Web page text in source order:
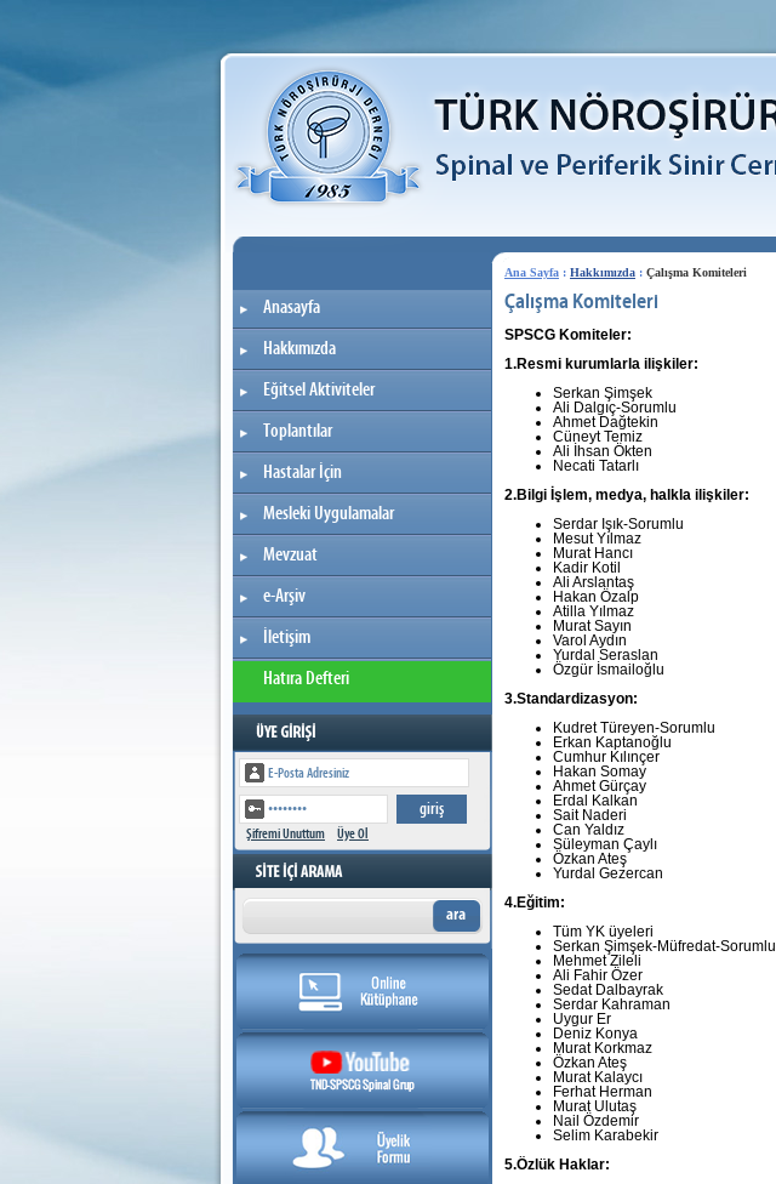
Anasayfa
Hakkımızda
Eğitsel Aktiviteler
Toplantılar
Hastalar İçin
Mesleki Uygulamalar
Mevzuat
e-Arşiv
İletişim
Hatıra Defteri
Şifremi Unuttum Üye Ol
Ana Sayfa : Hakkımızda : Çalışma Komiteleri
Çalışma Komiteleri
SPSCG Komiteler:
1.Resmi kurumlarla ilişkiler:
Serkan Şimşek
Ali Dalgıç-Sorumlu
Ahmet Dağtekin
Cüneyt Temiz
Ali İhsan Ökten
Necati Tatarlı
2.Bilgi İşlem, medya, halkla ilişkiler:
Serdar Işık-Sorumlu
Mesut Yılmaz
Murat Hancı
Kadir Kotil
Ali Arslantaş
Hakan Özalp
Atilla Yılmaz
Murat Sayın
Varol Aydın
Yurdal Seraslan
Özgür İsmailoğlu
3.Standardizasyon:
Kudret Türeyen-Sorumlu
Erkan Kaptanoğlu
Cumhur Kılınçer
Hakan Somay
Ahmet Gürçay
Erdal Kalkan
Sait Naderi
Can Yaldız
Süleyman Çaylı
Özkan Ateş
Yurdal Gezercan
4.Eğitim:
Tüm YK üyeleri
Serkan Şimşek-Müfredat-Sorumlu
Mehmet Zileli
Ali Fahir Özer
Sedat Dalbayrak
Serdar Kahraman
Uygur Er
Deniz Konya
Murat Korkmaz
Özkan Ateş
Murat Kalaycı
Ferhat Herman
Murat Ulutaş
Nail Özdemir
Selim Karabekir
5.Özlük Haklar: